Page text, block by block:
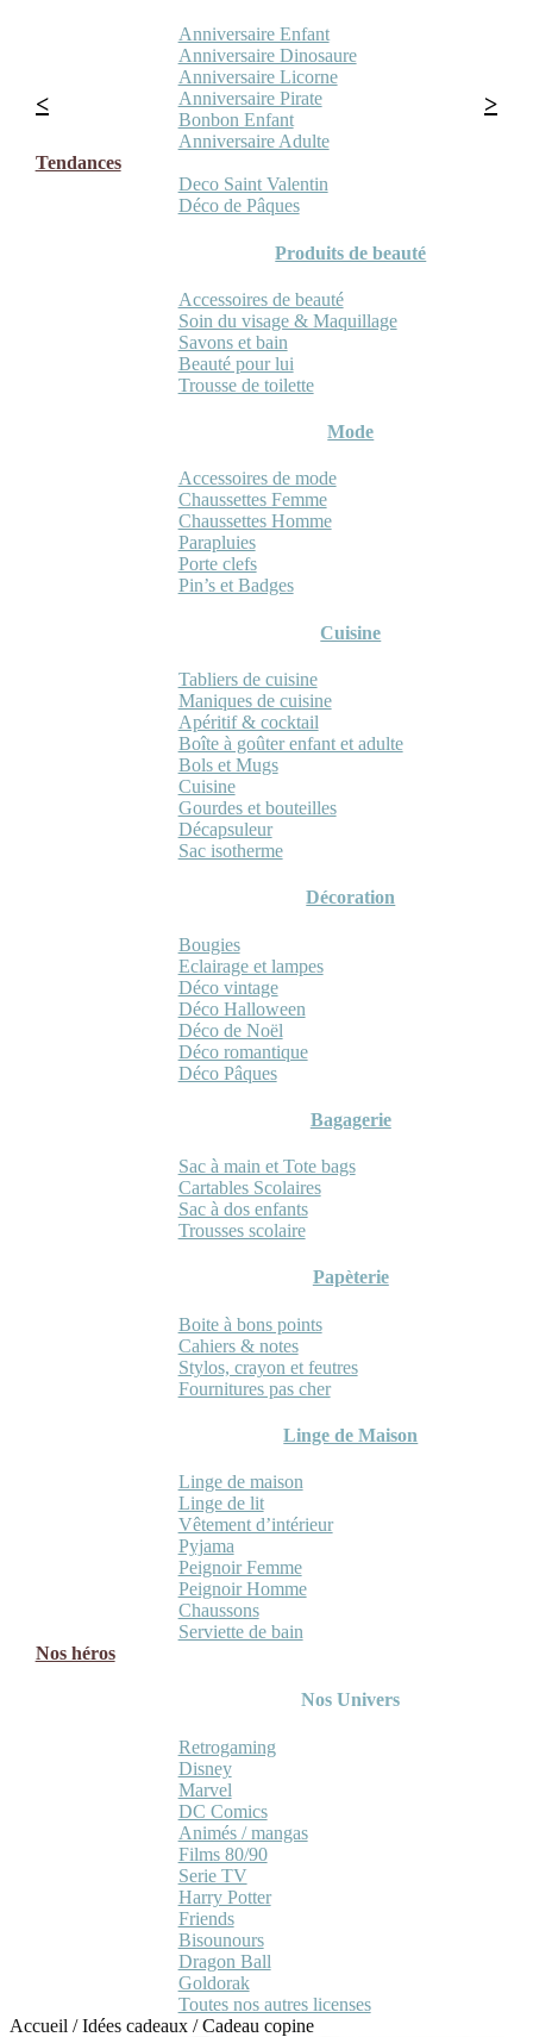
Anniversaire Enfant
Anniversaire Dinosaure
Anniversaire Licorne
Anniversaire Pirate
Bonbon Enfant
Anniversaire Adulte
Tendances
Deco Saint Valentin
Déco de Pâques
Produits de beauté
Accessoires de beauté
Soin du visage & Maquillage
Savons et bain
Beauté pour lui
Trousse de toilette
Mode
Accessoires de mode
Chaussettes Femme
Chaussettes Homme
Parapluies
Porte clefs
Pin’s et Badges
Cuisine
Tabliers de cuisine
Maniques de cuisine
Apéritif & cocktail
Boîte à goûter enfant et adulte
Bols et Mugs
Cuisine
Gourdes et bouteilles
Décapsuleur
Sac isotherme
Décoration
Bougies
Eclairage et lampes
Déco vintage
Déco Halloween
Déco de Noël
Déco romantique
Déco Pâques
Bagagerie
Sac à main et Tote bags
Cartables Scolaires
Sac à dos enfants
Trousses scolaire
Papèterie
Boite à bons points
Cahiers & notes
Stylos, crayon et feutres
Fournitures pas cher
Linge de Maison
Linge de maison
Linge de lit
Vêtement d’intérieur
Pyjama
Peignoir Femme
Peignoir Homme
Chaussons
Serviette de bain
Nos héros
Nos Univers
Retrogaming
Disney
Marvel
DC Comics
Animés / mangas
Films 80/90
Serie TV
Harry Potter
Friends
Bisounours
Dragon Ball
Goldorak
Toutes nos autres licenses
Accueil /Idées cadeaux /Cadeau copine